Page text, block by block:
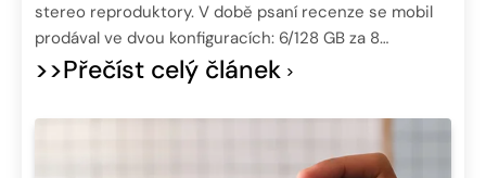
stereo reproduktory. V době psaní recenze se mobil
prodával ve dvou konfiguracích: 6/128 GB za 8…
>>Přečíst celý článek